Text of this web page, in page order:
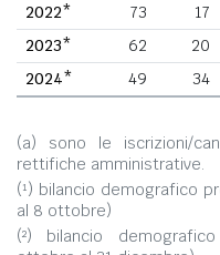
2022*
73 17
2023*
62 20
2024*
49 34
(a) sono le iscrizioni/
rettifiche amministrative.
(¹) bilancio demografico
al 8 ottobre)
(²) bilancio